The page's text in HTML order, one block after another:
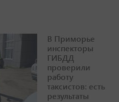
В Приморье
инспекторы
ГИБДД
проверили
работу
таксистов: есть
результаты